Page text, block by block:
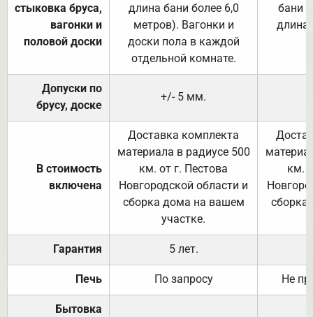
стыковка бруса,
вагонки и
половой доски
длина бани более 6,0
метров). Вагонки и
доски пола в каждой
отдельной комнате.
бани
длина
Допуски по
брусу, доске
+/- 5 мм.
В стоимость
включена
Доставка комплекта
материала в радиусе 500
км. от г. Пестова
Новгородской области и
сборка дома на вашем
участке.
км.
Гарантия 5 лет.
Печь По запросу Не
Бытовка